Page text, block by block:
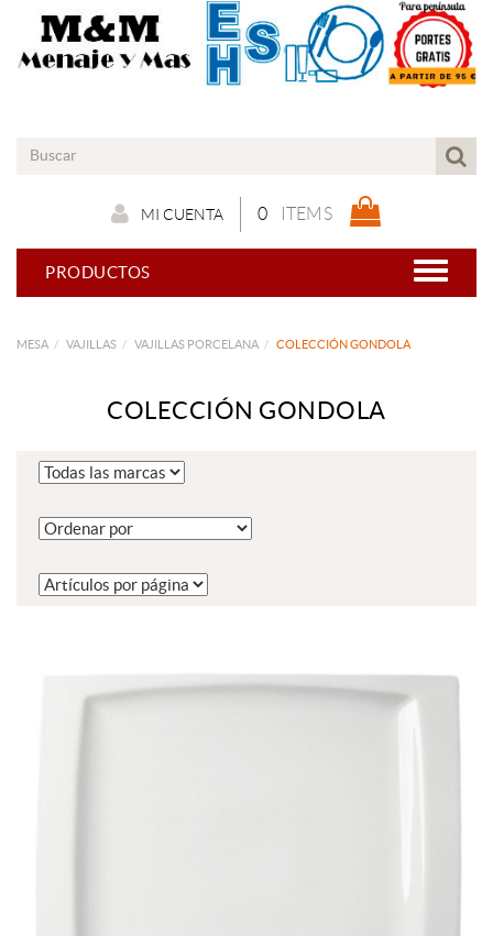
0 ITEMS
MI CUENTA
PRODUCTOS
MESA VAJILLAS VAJILLAS PORCELANA COLECCIÓN GONDOLA
COLECCIÓN GONDOLA